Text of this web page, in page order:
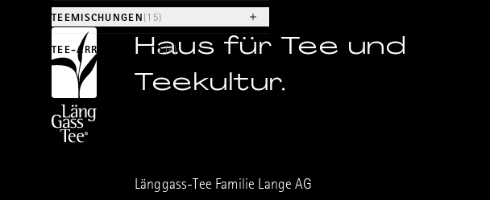
TEEMISCHUNGEN (15)
TEE-ARRANGEMENTS(4)
Haus für Tee und
Teekultur.
Länggass-Tee Familie Lange AG